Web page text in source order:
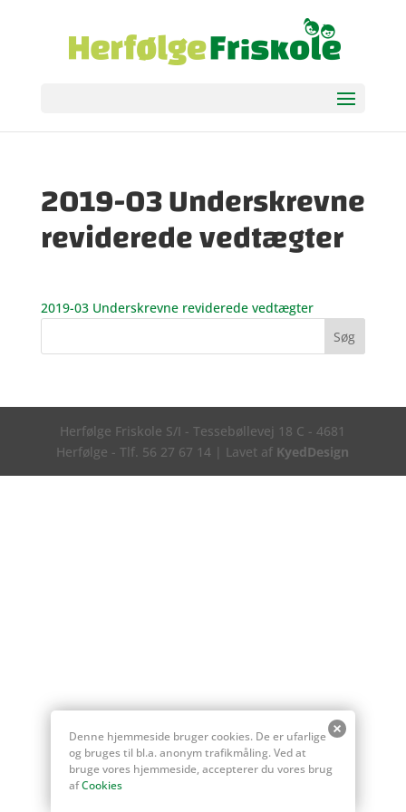
2019-03 Underskrevne
reviderede vedtægter
2019-03 Underskrevne reviderede vedtægter
Herfølge Friskole S/I - Tessebøllevej 18 C - 4681
Herfølge - Tlf. 56 27 67 14 | Lavet af KyedDesign
Denne hjemmeside bruger cookies. De er ufarlige
og bruges til bl.a. anonym trafikmåling. Ved at
bruge vores hjemmeside, accepterer du vores brug
afCookies